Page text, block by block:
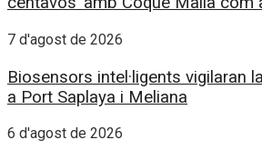
7 d'agost de 2026
Biosensors intel·ligents vigilaran
a Port Saplaya i Meliana
6 d'agost de 2026